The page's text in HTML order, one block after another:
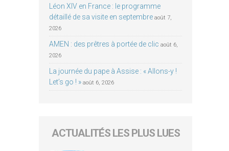
Léon XIV en France : le programme
détaillé de sa visite en septembre août 7,
2026
AMEN : des prêtres à portée de clic août 6,
2026
La journée du pape à Assise : « Allons-y !
Let’s go ! » août 6, 2026
ACTUALITÉS LES PLUS LUES